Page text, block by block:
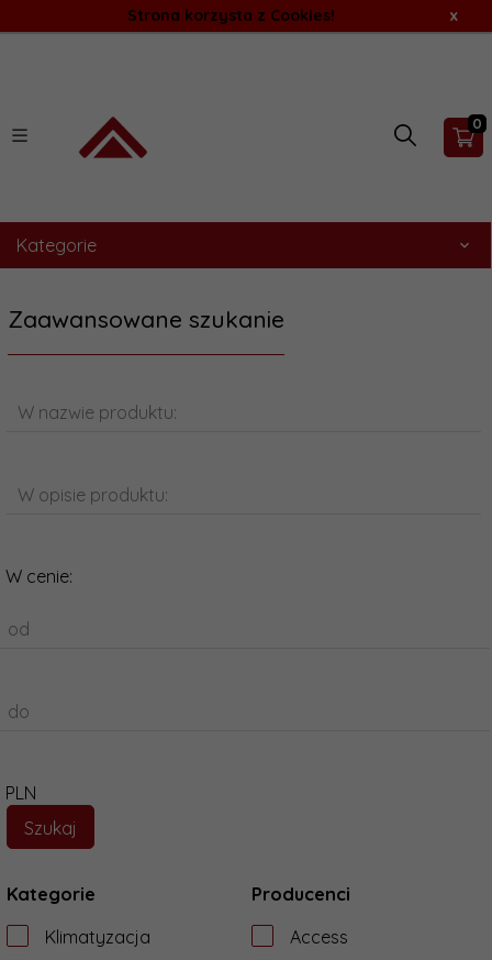
Strona korzysta z Cookies! x
0
Kategorie
Zaawansowane szukanie
W nazwie produktu:
W opisie produktu:
W cenie:
od
do
PLN
Kategorie
Klimatyzacja
Producenci
Access